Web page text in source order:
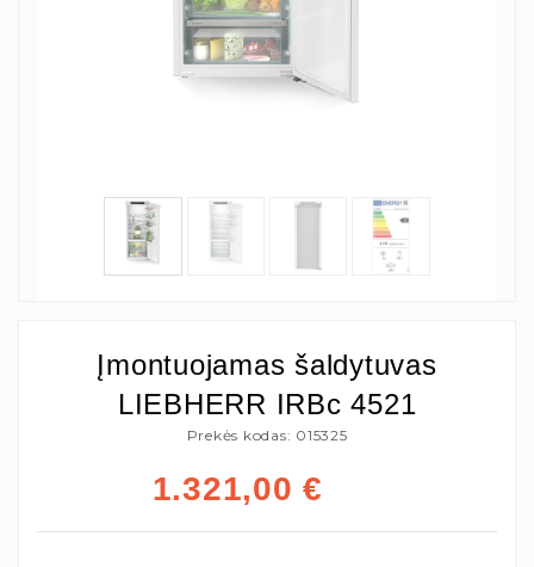
Įmontuojamas šaldytuvas
LIEBHERR IRBc 4521
Prekės kodas: 015325
1.321,00 €